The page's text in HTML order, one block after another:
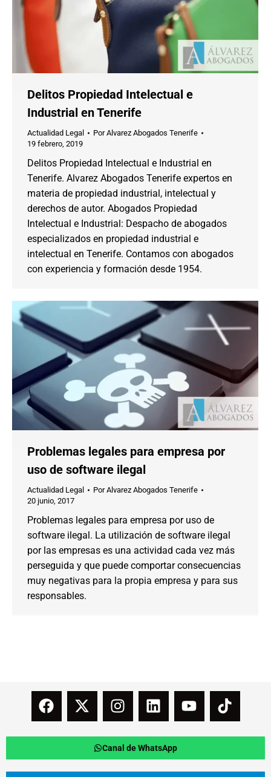
Delitos Propiedad Intelectual e
Industrial en Tenerife
Actualidad Legal PorAlvarez Abogados Tenerife
19 febrero, 2019
Delitos Propiedad Intelectual e Industrial en
Tenerife. Alvarez Abogados Tenerife expertos en
materia de propiedad industrial, intelectual y
derechos de autor. Abogados Propiedad
Intelectual e Industrial: Despacho de abogados
especializados en propiedad industrial e
intelectual en Tenerife. Contamos con abogados
con experiencia y formación desde 1954.
Problemas legales para empresa por
uso de software ilegal
Actualidad Legal PorAlvarez Abogados Tenerife
20 junio, 2017
Problemas legales para empresa por uso de
software ilegal. La utilización de software ilegal
por las empresas es una actividad cada vez más
perseguida y que puede comportar consecuencias
muy negativas para la propia empresa y para sus
responsables.
Canal de WhatsApp